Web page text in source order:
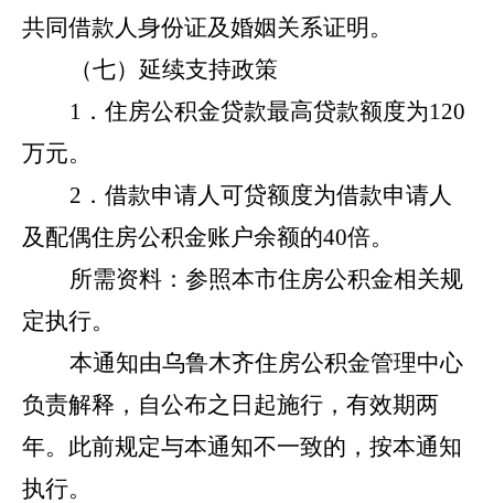
共同借款人身份证及婚姻关系证明。
（七）延续支持政策
1．住房公积金贷款最高贷款额度为120
万元。
2．借款申请人可贷额度为借款申请人
及配偶住房公积金账户余额的40倍。
所需资料：参照本市住房公积金相关规
定执行。
本通知由乌鲁木齐住房公积金管理中心
负责解释，自公布之日起施行，有效期两
年。此前规定与本通知不一致的，按本通知
执行。